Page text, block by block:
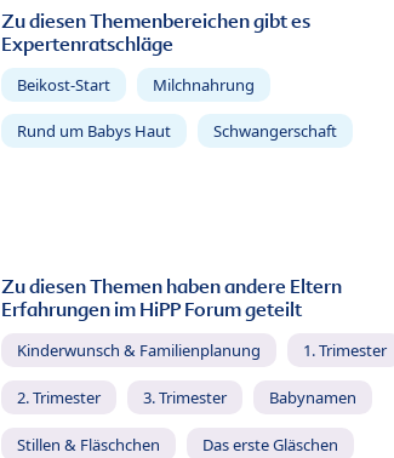
Zu diesen Themenbereichen gibt es
Expertenratschläge
Beikost-Start Milchnahrung
Rund um Babys Haut Schwangerschaft
Zu diesen Themen haben andere Eltern
Erfahrungen im HiPP Forum geteilt
Kinderwunsch & Familienplanung 1. Trimester
2. Trimester 3. Trimester Babynamen
Stillen & Fläschchen Das erste Gläschen